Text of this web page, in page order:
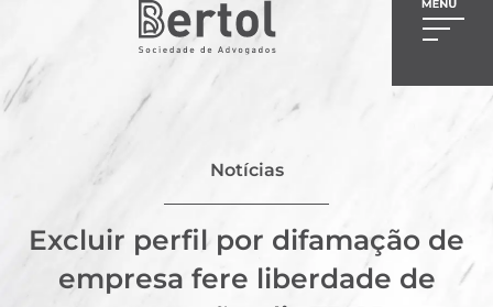
Notícias
Excluir perfil por difamação de
empresa fere liberdade de